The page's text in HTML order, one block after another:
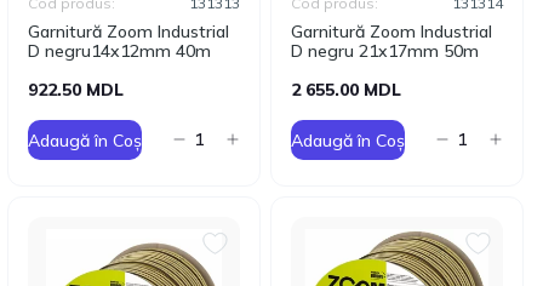
Garnitură Zoom Industrial
D negru14x12mm 40m
922.50 MDL
Adaugă în Coș
Garnitură Zoom Industrial
D negru 21x17mm 50m
2 655.00 MDL
Adaugă în Coș